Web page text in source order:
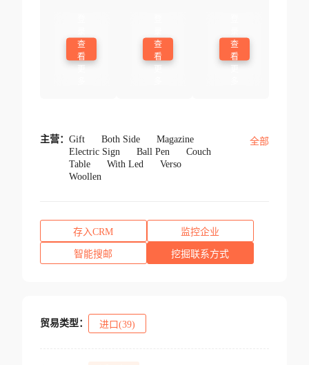
查
看
查
看
查
看
主营： Gift Both Side
Magazine
Electric Sign
Ball Pen
Couch
Table
With Led
Verso
Woollen
全部
存入CRM 监控企业
智能搜邮 挖掘联系方式
贸易类型： 进口(39)